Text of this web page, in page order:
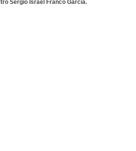
Sergio Israel Franco García.